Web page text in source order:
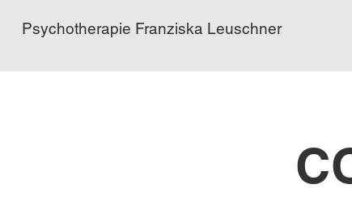
Psychotherapie Franziska Leuschner